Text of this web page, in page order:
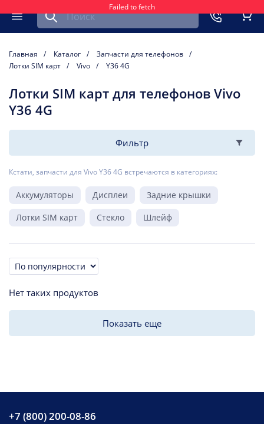
Failed to fetch
Меню
Найти запчасть для мобильного устройства
Главная Каталог
Запчасти для телефонов
Лотки SIM карт
Vivo Y36 4G
Лотки SIM карт для телефонов Vivo
Y36 4G
Фильтр
Кстати, запчасти для Vivo Y36 4G встречаются в категориях:
Аккумуляторы Дисплеи
Задние крышки
Лотки SIM карт
Стекло Шлейф
Сортировка
Нет таких продуктов
Показать еще
+7 (800) 200-08-86